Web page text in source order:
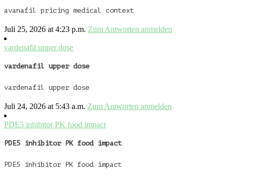
avanafil pricing medical context
Juli 25, 2026 at 4:23 p.m. Zum Antworten anmelden
vardenafil upper dose
vardenafil upper dose
vardenafil upper dose
Juli 24, 2026 at 5:43 a.m. Zum Antworten anmelden
PDE5 inhibitor PK food impact
PDE5 inhibitor PK food impact
PDE5 inhibitor PK food impact